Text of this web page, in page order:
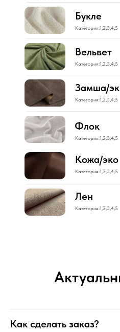
Категория:1,2,3,4,5
Букле
Флок
Категория:1,2,3,4,5
Категория:1,2,3,4,5
Лен
Вельвет
Категория:1,2,3,4,5
Категория:1,2,3,4,5
Кожа/эко
Замша/
Категория:1,2,3,4,5
Как сделать заказ?